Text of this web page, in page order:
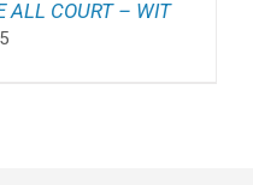
ALL COURT – WIT